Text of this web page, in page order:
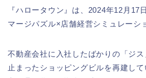
『ハロータウン』は、2024年12月17
マージパズル×店舗経営シミュレーシ
不動産会社に入社したばかりの「ジ
止まったショッピングビルを再建し